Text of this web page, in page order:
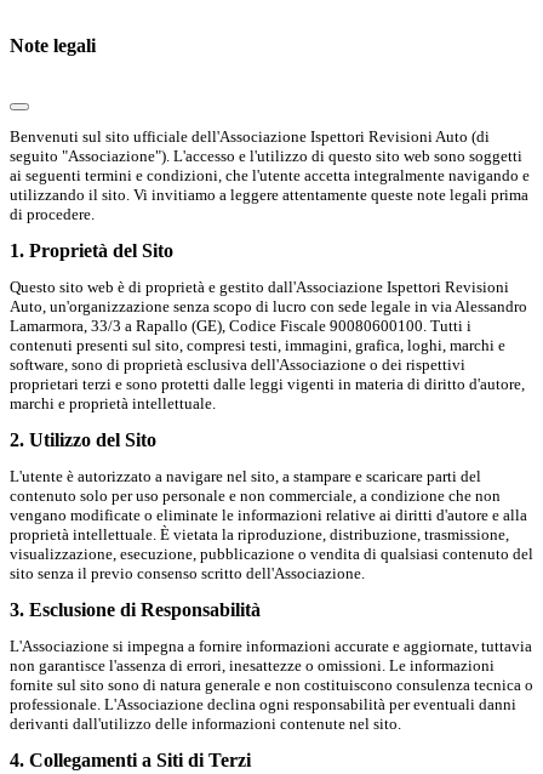
Note legali
Benvenuti sul sito ufficiale dell'Associazione Ispettori Revisioni Auto (di
seguito "Associazione"). L'accesso e l'utilizzo di questo sito web sono soggetti
ai seguenti termini e condizioni, che l'utente accetta integralmente navigando e
utilizzando il sito. Vi invitiamo a leggere attentamente queste note legali prima
di procedere.
1. Proprietà del Sito
Questo sito web è di proprietà e gestito dall'Associazione Ispettori Revisioni
Auto, un'organizzazione senza scopo di lucro con sede legale in via Alessandro
Lamarmora, 33/3 a Rapallo (GE), Codice Fiscale 90080600100. Tutti i
contenuti presenti sul sito, compresi testi, immagini, grafica, loghi, marchi e
software, sono di proprietà esclusiva dell'Associazione o dei rispettivi
proprietari terzi e sono protetti dalle leggi vigenti in materia di diritto d'autore,
marchi e proprietà intellettuale.
2. Utilizzo del Sito
L'utente è autorizzato a navigare nel sito, a stampare e scaricare parti del
contenuto solo per uso personale e non commerciale, a condizione che non
vengano modificate o eliminate le informazioni relative ai diritti d'autore e alla
proprietà intellettuale. È vietata la riproduzione, distribuzione, trasmissione,
visualizzazione, esecuzione, pubblicazione o vendita di qualsiasi contenuto del
sito senza il previo consenso scritto dell'Associazione.
3. Esclusione di Responsabilità
L'Associazione si impegna a fornire informazioni accurate e aggiornate, tuttavia
non garantisce l'assenza di errori, inesattezze o omissioni. Le informazioni
fornite sul sito sono di natura generale e non costituiscono consulenza tecnica o
professionale. L'Associazione declina ogni responsabilità per eventuali danni
derivanti dall'utilizzo delle informazioni contenute nel sito.
4. Collegamenti a Siti di Terzi